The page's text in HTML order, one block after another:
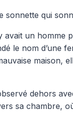
sonnette qui
avait un homme
le nom d’une
maison,
dehors
sa chambre,